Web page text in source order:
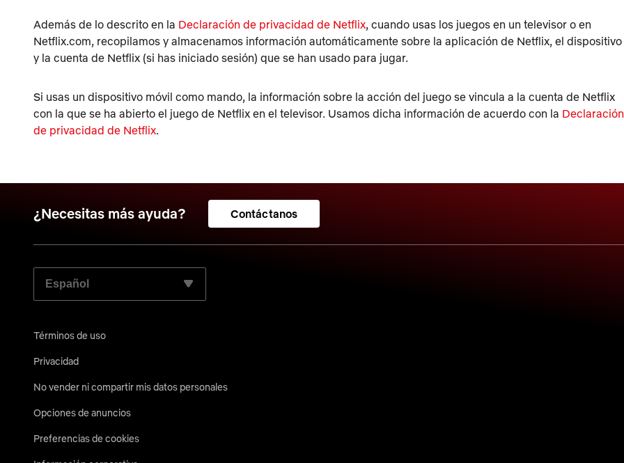
Además de lo descrito en la Declaración de privacidad de Netflix, cuando usas los juegos en un televisor o en
Netflix.com, recopilamos y almacenamos información automáticamente sobre la aplicación de Netflix, el dispositivo
y la cuenta de Netflix (si has iniciado sesión) que se han usado para jugar.
Si usas un dispositivo móvil como mando, la información sobre la acción del juego se vincula a la cuenta de Netflix
con la que se ha abierto el juego de Netflix en el televisor. Usamos dicha información de acuerdo con la Declaración
de privacidad de Netflix.
¿Necesitas más ayuda? Contáctanos
ELIGE TU IDIOMA PREFERIDO:
Términos de uso
Privacidad
No vender ni compartir mis datos personales
Opciones de anuncios
Preferencias de cookies